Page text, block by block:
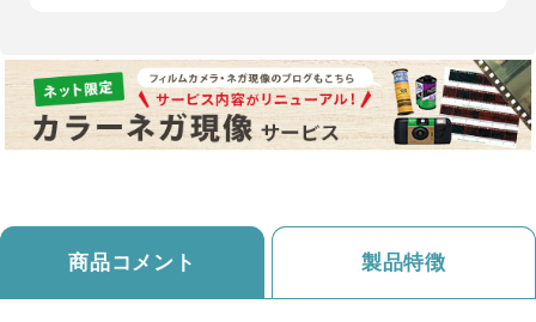
商品コメント 製品特徴